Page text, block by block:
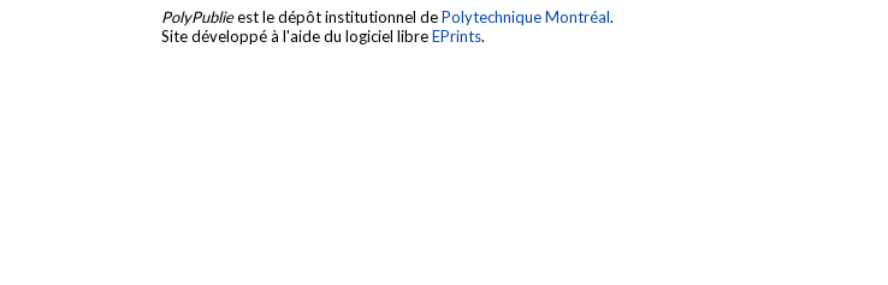
PolyPublieest le dépôt institutionnel dePolytechnique Montréal.
Site développé à l'aide du logiciel libreEPrints.